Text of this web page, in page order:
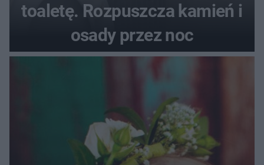
toaletę. Rozpuszcza kamień i
osady przez noc